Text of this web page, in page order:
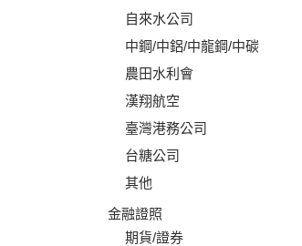
自來水公司
中鋼/中鋁/中龍鋼/中碳
農田水利會
漢翔航空
臺灣港務公司
台糖公司
其他
金融證照
期貨/證券